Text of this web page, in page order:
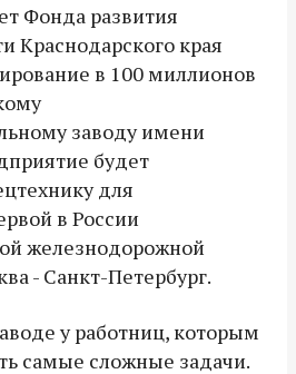
Фонда развития
Краснодарского края
в 100 миллионов
заводу имени
будет
для
в России
железнодорожной
- Санкт-Петербург.
у работниц, которым
самые сложные задачи.